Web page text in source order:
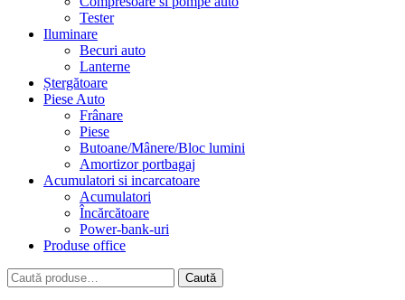
Tester
Iluminare
Becuri auto
Lanterne
Ștergătoare
Piese Auto
Frânare
Piese
Butoane/Mânere/Bloc lumini
Amortizor portbagaj
Acumulatori si incarcatoare
Acumulatori
Încărcătoare
Power-bank-uri
Produse office
Caută
după:
Caută